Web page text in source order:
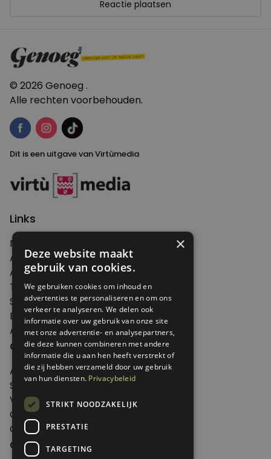
© 2026 Genoeg .
Alle rechten voorbehouden.
Dit is een uitgave van Virtùmedia
Links
Nieuws
Artikelen
Agenda
Thema's
Shop
Edities
Abonneren
Over Genoeg
Adverteren
Samenwerken
Verkooppunten
Over Genoeg
Contact
Contactgegevens
×
Deze website maakt
gebruik van cookies.
We gebruiken cookies om inhoud en
advertenties te personaliseren en om ons
verkeer te analyseren. We delen ook
informatie over uw gebruik van onze site
met onze advertentie- en analysepartners,
die deze kunnen combineren met andere
informatie die u aan hen heeft verstrekt of
die zij hebben verzameld door uw gebruik
van hun diensten. Privacybeleid
STRIKT NOODZAKELIJK
PRESTATIE
TARGETING